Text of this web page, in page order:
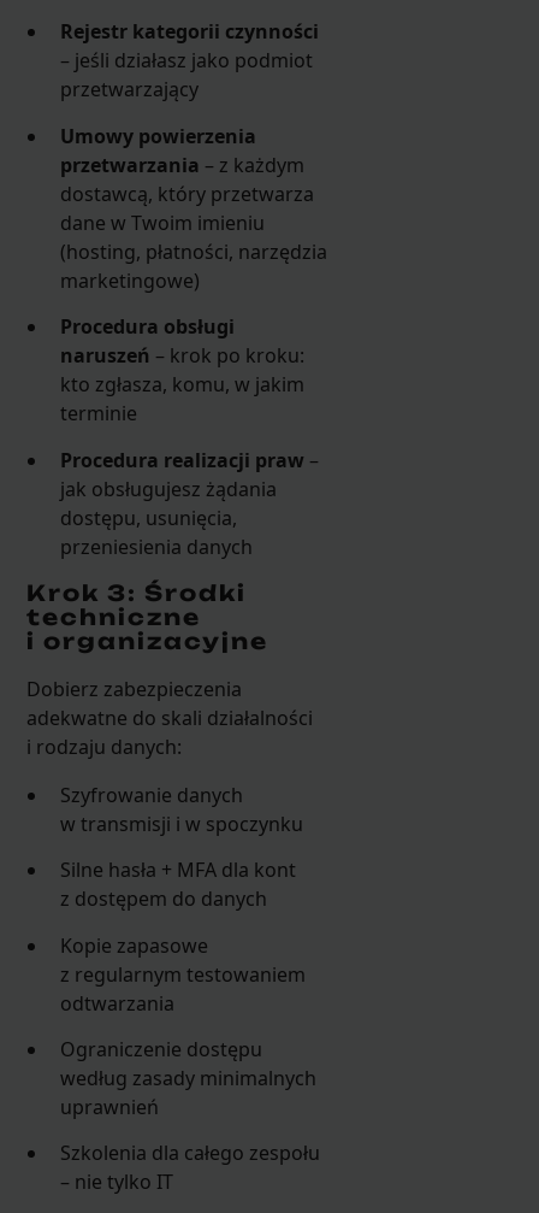
Rejestr kategorii czynności
– jeśli działasz jako podmiot
przetwarzający
Umowy powierzenia
przetwarzania – z każdym
dostawcą, który przetwarza
dane w Twoim imieniu
(hosting, płatności, narzędzia
marketingowe)
Procedura obsługi
naruszeń – krok po kroku:
kto zgłasza, komu, w jakim
terminie
Procedura realizacji praw –
jak obsługujesz żądania
dostępu, usunięcia,
przeniesienia danych
Krok 3: Środki
techniczne
i organizacyjne
Dobierz zabezpieczenia
adekwatne do skali działalności
i rodzaju danych:
Szyfrowanie danych
w transmisji i w spoczynku
Silne hasła + MFA dla kont
z dostępem do danych
Kopie zapasowe
z regularnym testowaniem
odtwarzania
Ograniczenie dostępu
według zasady minimalnych
uprawnień
Szkolenia dla całego zespołu
– nie tylko IT